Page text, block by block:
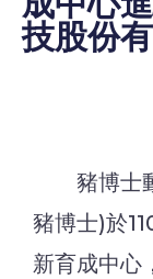
技股份
豬博士動
豬博士)於
新育成中心